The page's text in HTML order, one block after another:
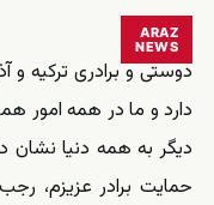
ARAZ
NEWS
دوستی و برادری ترکیه و
دارد و ما در همه امور
دیگر به همه دنیا نشان
حمایت برادر عزیزم،